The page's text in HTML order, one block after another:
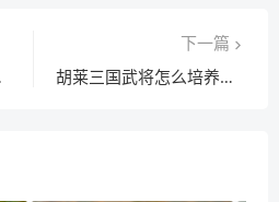
！
下一篇
胡莱三国武将怎么培养？升级攻略及技巧分享！